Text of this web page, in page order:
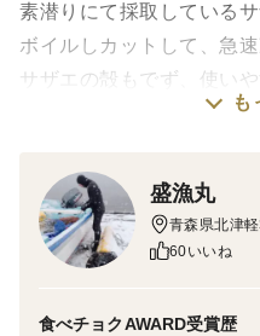
素潜りにて採取しているサ
ボイルしカットして、急速
サザエの殻もでず、使い
冷凍し小分けにする事で
炊き込みご飯、サザエカ
ソテー、サザエ串焼き、
も
盛漁丸
青森県北津
60いいね
食べチョクAWARD受賞歴